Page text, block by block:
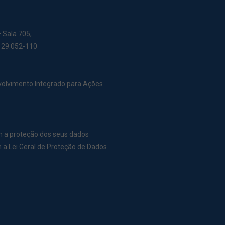
Sala 705,
110
Integrado para Ações
a proteção dos seus dados
Lei Geral de Proteção de Dados